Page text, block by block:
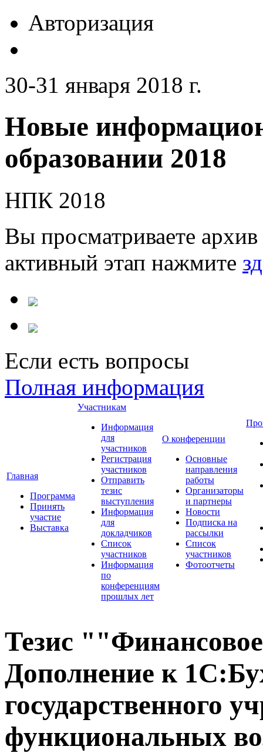
Авторизация
30-31 января 2018 г.
Новые
образовании 2018
НПК 2018
Вы просматриваете
активный этап нажмите
Если есть вопросы
Полная информация
Главная
Программа
Принять
участие
Выставка
Участникам
Информация
для
участников
Регистрация
участников
Отправить
тезис
выступления
Информация
для
докладчиков
Список
участников
Информация
по
конференциям
прошлых лет
О конференции
Основные
направления
работы
Организаторы
и партнеры
Новости
Подписка на
рассылки
Список
участников
Фотоотчеты
Тезис
Дополнение к
государственного
функциональных